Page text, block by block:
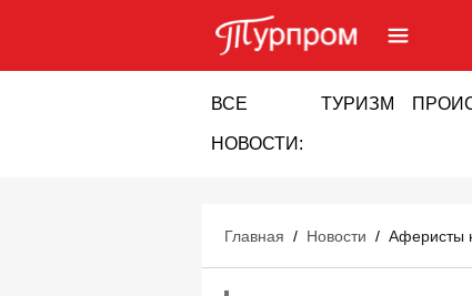
ВСЕ
НОВОСТИ:
ТУРИЗМ
Главная / Новости / Аферисты